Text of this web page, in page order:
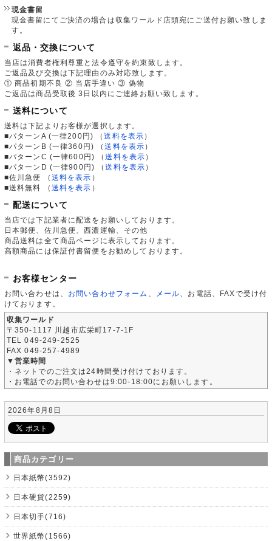
現金書留
現金書留にてご決済の場合は収集ワールド店頭宛にご送付お願い致しま
す。
返品・交換について
当店は消費者権利尊重と法令遵守を約束致します。
ご返品及び交換は下記理由のみ対応致します。
① 商品初期不良 ② 当店手違い ③ 偽物
ご返品は商品受取後 3日以内にご連絡お願い致します。
送料について
送料は下記よりお客様が選択します。
■パターンA (一律200円)
（送料を表示 ）
■パターンB (一律360円)
（送料を表示 ）
■パターンC (一律600円)
（送料を表示 ）
■パターンD (一律900円)
（送料を表示 ）
■佐川急便
（ 送料を表示 ）
■送料無料
（ 送料を表示 ）
配送について
当店では下記業者に配送をお願いしております。
日本郵便、佐川急便、西濃運輸、その他
商品送料は全て商品ページに表示しております。
高額商品には保証付書留便をお勧めしております。
お客様センター
お問い合わせは、 お問い合わせフォーム メール 、お電話、FAXで受け付
けております。
収集ワールド
〒350-1117 川越市広栄町17-7-1F
TEL 049-249-2525
FAX 049-257-4989
▼営業時間
・ネットでのご注文は24時間受け付けております。
・お電話でのお問い合わせは9:00-18:00にお願いします。
2026年8月8日
商品カテゴリー
日本紙幣(3592)
日本硬貨(2259)
日本切手(716)
世界紙幣(1566)